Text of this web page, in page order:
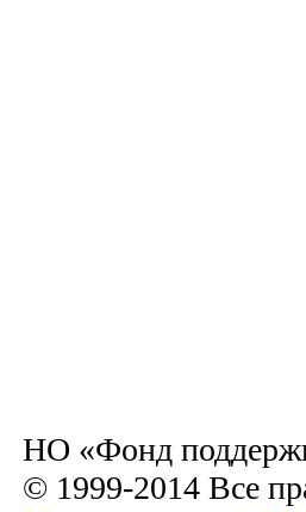
НО «Фонд
© 1999-2014 Все